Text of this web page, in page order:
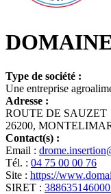
Type de société :
Une entreprise
Adresse :
ROUTE DE SAUZET
26200,
Contact(s) :
Email :
Tél. : 04 75 00 00 76
Site : https://
SIRET :